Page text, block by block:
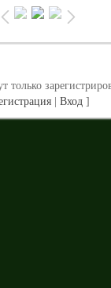
только
|Вход ]